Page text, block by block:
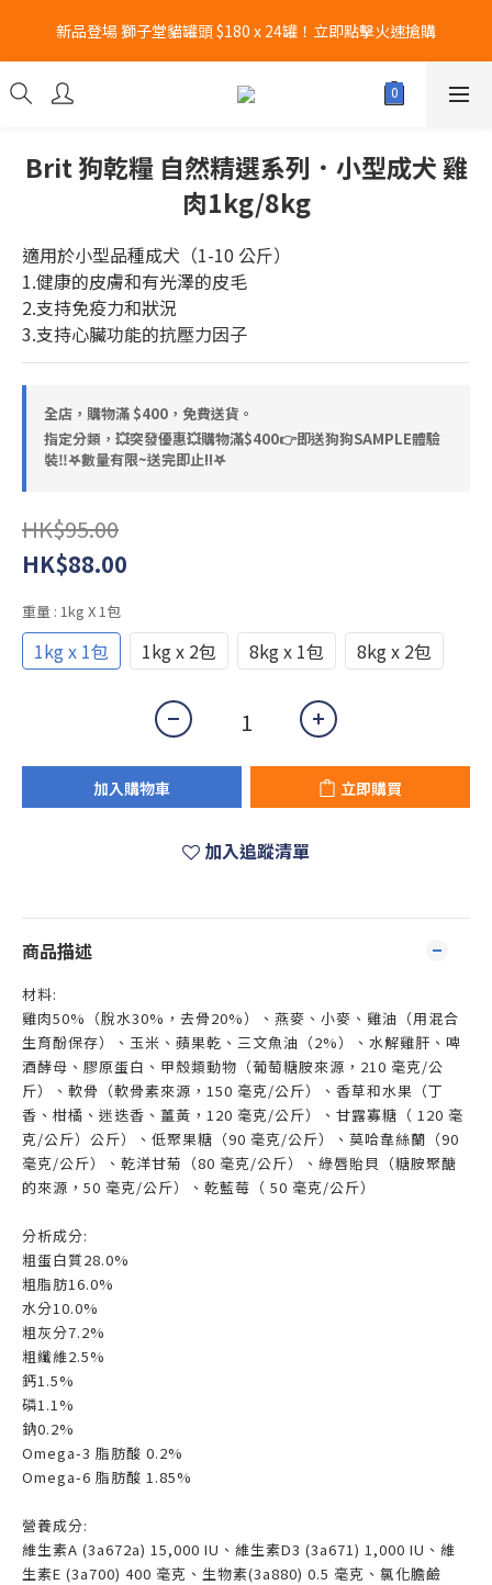
新品登場 獅子堂貓罐頭 $180 x 24罐！立即點擊火速搶購
新品登場 獅子堂貓罐頭 $180 x 24罐！立即點擊火速搶購
CURLI瑞士狗帶全款式3折！立即按下搶購
數量有限~送完即止!!
新品登場 獅子堂貓罐頭 $180 x 24罐！立即點擊火速搶購
Brit 狗乾糧 自然精選系列．小型成犬 雞
肉1kg/8kg
適用於小型品種成犬（1-10 公斤）
1.健康的皮膚和有光澤的皮毛
2.支持免疫力和狀況
3.支持心臟功能的抗壓力因子
全店，購物滿 $400，免費送貨。
指定分類，💥突發優惠💥購物滿$400👉即送狗狗SAMPLE體驗
裝‼️𖤐數量有限~送完即止!!𖤐
HK$95.00
HK$88.00
重量 : 1kg X 1包
1kg x 1包 1kg x 2包 8kg x 1包 8kg x 2包
加入購物車 立即購買
加入追蹤清單
商品描述
材料:
雞肉50%（脫水30%，去骨20%）、燕麥、小麥、雞油（用混合
生育酚保存）、玉米、蘋果乾、三文魚油（2%）、水解雞肝、啤
酒酵母、膠原蛋白、甲殼類動物（葡萄糖胺來源，210 毫克/公
斤）、軟骨（軟骨素來源，150 毫克/公斤）、香草和水果（丁
香、柑橘、迷迭香、薑黃，120 毫克/公斤）、甘露寡糖（ 120 毫
克/公斤）公斤）、低聚果糖（90 毫克/公斤）、莫哈韋絲蘭（90
毫克/公斤）、乾洋甘菊（80 毫克/公斤）、綠唇貽貝（糖胺聚醣
的來源，50 毫克/公斤）、乾藍莓（ 50 毫克/公斤）
分析成分:
粗蛋白質28.0%
粗脂肪16.0%
水分10.0%
粗灰分7.2%
粗纖維2.5%
鈣1.5%
磷1.1%
鈉0.2%
Omega-3 脂肪酸 0.2%
Omega-6 脂肪酸 1.85%
營養成分:
維生素A (3a672a) 15,000 IU、維生素D3 (3a671) 1,000 IU、維
生素E (3a700) 400 毫克、生物素(3a880) 0.5 毫克、氯化膽鹼